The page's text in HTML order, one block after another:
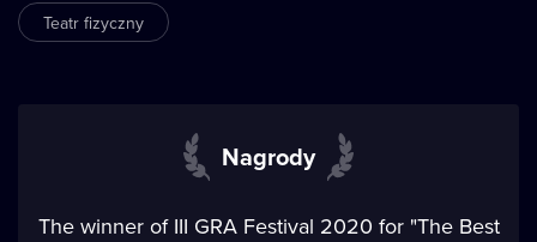
Teatr fizyczny
Nagrody
The winner of III GRA Festival 2020 for "The Best